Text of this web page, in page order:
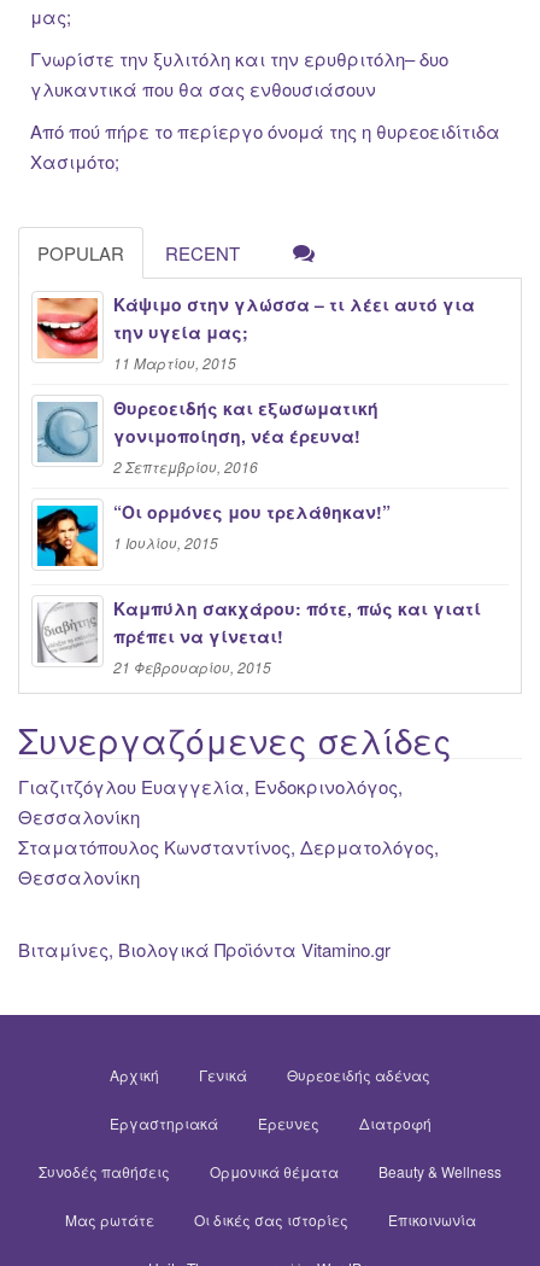
μας;
Γνωρίστε την ξυλιτόλη και την ερυθριτόλη– δυο
γλυκαντικά που θα σας ενθουσιάσουν
Από πού πήρε το περίεργο όνομά της η θυρεοειδίτιδα
Χασιμότο;
POPULAR RECENT
Κάψιμο στην γλώσσα – τι λέει αυτό για
την υγεία μας;
11 Μαρτίου, 2015
Θυρεοειδής και εξωσωματική
γονιμοποίηση, νέα έρευνα!
2 Σεπτεμβρίου, 2016
“Oι ορμόνες μου τρελάθηκαν!”
1 Ιουλίου, 2015
Καμπύλη σακχάρου: πότε, πώς και γιατί
πρέπει να γίνεται!
21 Φεβρουαρίου, 2015
Συνεργαζόμενες σελίδες
Γιαζιτζόγλου Ευαγγελία, Ενδοκρινολόγος,
Θεσσαλονίκη
Σταματόπουλος Κωνσταντίνος, Δερματολόγος,
Θεσσαλονίκη
Βιταμίνες, Βιολογικά Προϊόντα Vitamino.gr
Αρχική Γενικά Θυρεοειδής αδένας
Εργαστηριακά Έρευνες Διατροφή
Συνοδές παθήσεις Ορμονικά θέματα Beauty & Wellness
Μας ρωτάτε Οι δικές σας ιστορίες Επικοινωνία